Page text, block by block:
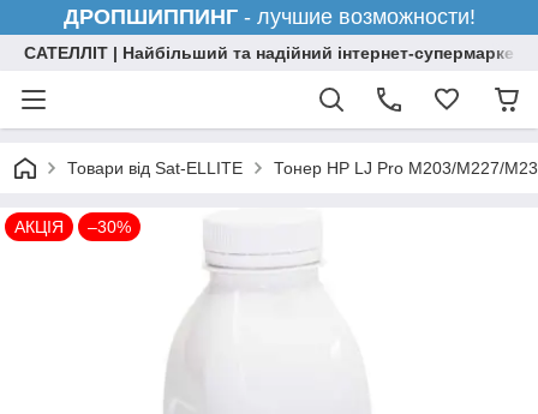
ДРОПШИППИНГ- лучшие возможности!
САТЕЛЛІТ | Найбільший та надійний інтернет-супермаркет
Товари від Sat-ELLITE Тонер HP LJ Pro M203/M227/
АКЦІЯ –30%